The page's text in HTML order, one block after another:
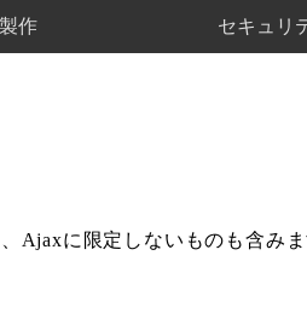
作 セキュリ
Ajaxに限定しないものも含み